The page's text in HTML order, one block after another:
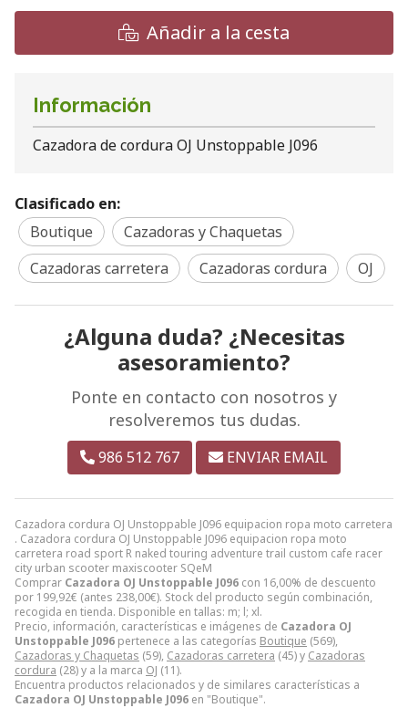
Añadir a la cesta
Cazadora cordura OJ Unstoppable J096 equipacion ropa moto carretera
. Cazadora cordura OJ Unstoppable J096 equipacion ropa moto
carretera road sport R naked touring adventure trail custom cafe racer
city urban scooter maxiscooter SQeM
Comprar Cazadora OJ Unstoppable J096 con 16,00% de descuento
por 199,92€ (antes 238,00€). Stock del producto según combinación,
recogida en tienda. Disponible en tallas: m; l; xl.
Precio, información, características e imágenes de Cazadora OJ
Unstoppable J096 pertenece a las categorías Boutique (569),
Cazadoras y Chaquetas (59), Cazadoras carretera (45) y Cazadoras
cordura (28) y a la marca OJ (11).
Encuentra productos relacionados y de similares características a
Cazadora OJ Unstoppable J096 en "Boutique".
Información
Cazadora de cordura OJ Unstoppable J096
Clasificado en:
Boutique
Cazadoras y Chaquetas
Cazadoras carretera
Cazadoras cordura OJ
¿Alguna duda? ¿Necesitas
asesoramiento?
Ponte en contacto con nosotros y
resolveremos tus dudas.
986 512 767 ENVIAR EMAIL